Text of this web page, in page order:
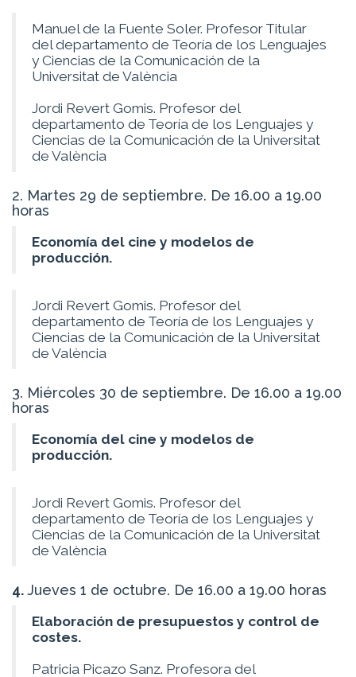
Manuel de la Fuente Soler. Profesor Titular
del departamento de Teoría de los Lenguajes
y Ciencias de la Comunicación de la
Universitat de València
Jordi Revert Gomis. Profesor del
departamento de Teoría de los Lenguajes y
Ciencias de la Comunicación de la Universitat
de València
2. Martes 29 de septiembre. De 16.00 a 19.00
horas
Economía del cine y modelos de
producción.
Jordi Revert Gomis. Profesor del
departamento de Teoría de los Lenguajes y
Ciencias de la Comunicación de la Universitat
de València
3. Miércoles 30 de septiembre. De 16.00 a 19.00
horas
Economía del cine y modelos de
producción.
Jordi Revert Gomis. Profesor del
departamento de Teoría de los Lenguajes y
Ciencias de la Comunicación de la Universitat
de València
4.Jueves 1 de octubre. De 16.00 a 19.00 horas
Elaboración de presupuestos y control de
costes.
Patricia Picazo Sanz. Profesora del